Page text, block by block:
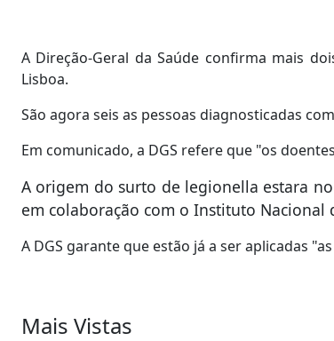
A Direção-Geral da Saúde confirma mais
Lisboa.
São agora seis as pessoas diagnosticadas
Em comunicado, a DGS refere que "os
A origem do surto de legionella estara
em colaboração com o Instituto Nacional
A DGS garante que estão já a ser aplicadas
Mais Vistas